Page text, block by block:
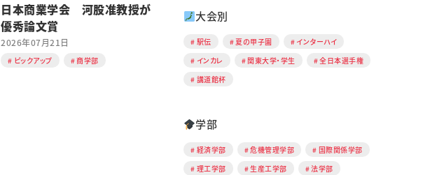
日本商業学会 河股准教授が
優秀論文賞
2026年07月21日
ピックアップ 商学部
大会別
駅伝 夏の甲子園
インターハイ
インカレ
関東大学・学生
全日本選手権
講道館杯
学部
経済学部 危機管理学部
国際関係学部
理工学部
生産工学部
法学部